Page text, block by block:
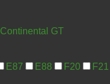
Continental GT
E87 E88 F20
F21